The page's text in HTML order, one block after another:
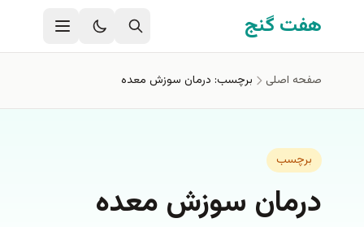
رفتن به محتوای اصلی
هفت گنج
صفحه اصلی برچسب: درمان سوزش معده
برچسب
درمان سوزش معده